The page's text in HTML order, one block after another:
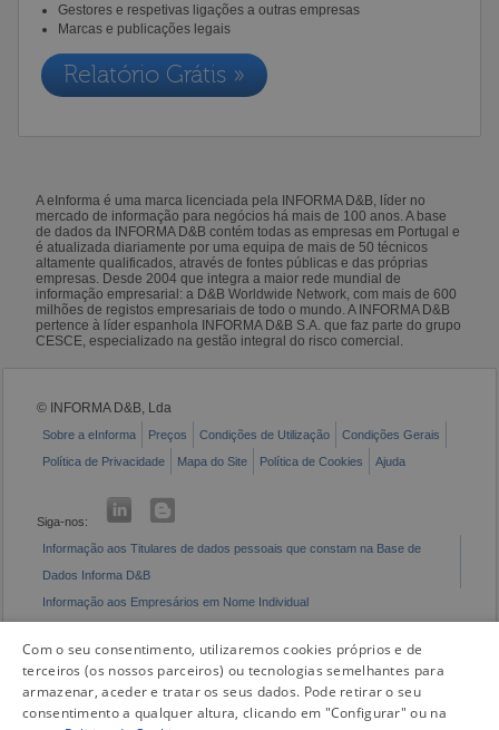
Gestores e respetivas ligações a outras empresas
Marcas e publicações legais
Relatório Grátis »
A eInforma é uma marca licenciada pela INFORMA D&B, líder no
mercado de informação para negócios há mais de 100 anos. A base
de dados da INFORMA D&B contém todas as empresas em Portugal e
é atualizada diariamente por uma equipa de mais de 50 técnicos
altamente qualificados, através de fontes públicas e das próprias
empresas. Desde 2004 que integra a maior rede mundial de
informação empresarial: a D&B Worldwide Network, com mais de 600
milhões de registos empresariais de todo o mundo. A INFORMA D&B
pertence à líder espanhola INFORMA D&B S.A. que faz parte do grupo
CESCE, especializado na gestão integral do risco comercial.
© INFORMA D&B, Lda
Sobre a eInforma Preços Condições de Utilização
Condições Gerais
Política de Privacidade
Mapa do Site Política de Cookies Ajuda
Siga-nos:
Informação aos Titulares de dados pessoais que constam na Base de
Dados Informa D&B
Informação aos Empresários em Nome Individual
Com o seu consentimento, utilizaremos cookies próprios e de
terceiros (os nossos parceiros) ou tecnologias semelhantes para
armazenar, aceder e tratar os seus dados. Pode retirar o seu
consentimento a qualquer altura, clicando em "Configurar" ou na